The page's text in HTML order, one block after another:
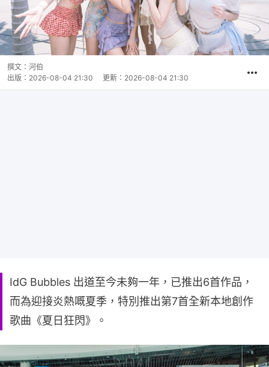
撰文： 河伯
出版： 2026-08-04 21:30 更新： 2026-08-04 21:30
IdG Bubbles 出道至今未夠一年，已推出6首作品，
而為迎接炎熱嘅夏季，特別推出第7首全新本地創作
歌曲《夏日狂閃》。